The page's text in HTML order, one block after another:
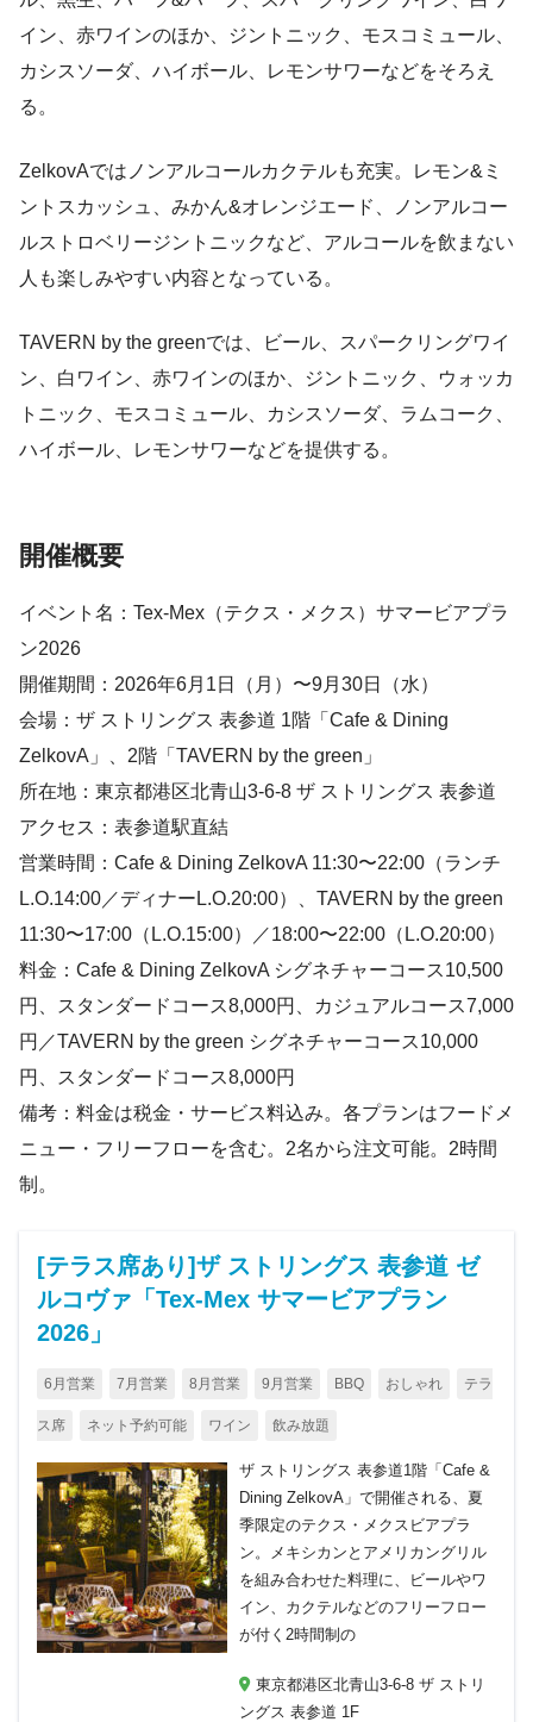
イン、赤ワインのほか、ジントニック、モスコミュール、
カシスソーダ、ハイボール、レモンサワーなどをそろえ
る。
ZelkovAではノンアルコールカクテルも充実。レモン&ミ
ントスカッシュ、みかん&オレンジエード、ノンアルコー
ルストロベリージントニックなど、アルコールを飲まない
人も楽しみやすい内容となっている。
TAVERN by the greenでは、ビール、スパークリングワイ
ン、白ワイン、赤ワインのほか、ジントニック、ウォッカ
トニック、モスコミュール、カシスソーダ、ラムコーク、
ハイボール、レモンサワーなどを提供する。
開催概要
イベント名：Tex-Mex（テクス・メクス）サマービアプラ
ン2026
開催期間：2026年6月1日（月）〜9月30日（水）
会場：ザ ストリングス 表参道 1階「Cafe & Dining
ZelkovA」、2階「TAVERN by the green」
所在地：東京都港区北青山3-6-8 ザ ストリングス 表参道
アクセス：表参道駅直結
営業時間：Cafe & Dining ZelkovA 11:30〜22:00（ランチ
L.O.14:00／ディナーL.O.20:00）、TAVERN by the green
11:30〜17:00（L.O.15:00）／18:00〜22:00（L.O.20:00）
料金：Cafe & Dining ZelkovA シグネチャーコース10,500
円、スタンダードコース8,000円、カジュアルコース7,000
円／TAVERN by the green シグネチャーコース10,000
円、スタンダードコース8,000円
備考：料金は税金・サービス料込み。各プランはフードメ
ニュー・フリーフローを含む。2名から注文可能。2時間
制。
[テラス席あり]ザ ストリングス 表参道 ゼ
ルコヴァ「Tex-Mex サマービアプラン
2026」
6月営業 7月営業 8月営業 9月営業 BBQ おしゃれ テラ
ス席 ネット予約可能 ワイン 飲み放題
ザ ストリングス 表参道1階「Cafe &
Dining ZelkovA」で開催される、夏
季限定のテクス・メクスビアプラ
ン。メキシカンとアメリカングリル
を組み合わせた料理に、ビールやワ
イン、カクテルなどのフリーフロー
が付く2時間制の
東京都港区北青山3-6-8 ザ ストリ
ングス 表参道 1F